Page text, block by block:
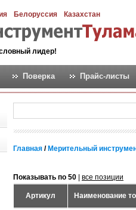
Белоруссия Казахстан
лидер!
Поверка Прайс-листы
Главная / Мерительный
Показывать по 50 все позиции
Артикул Наименование